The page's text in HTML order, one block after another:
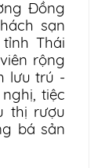
Đồng
sạn
Thái
rộng
lưu trú -
tiệc
thị rượu
bá sản